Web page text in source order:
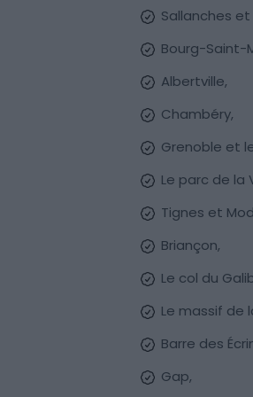
Sallanches
Bourg-Saint-
Albertville,
Chambéry,
Grenoble et
Le parc de la
Tignes et
Briançon,
Le col du
Le massif de
Barre des
Gap,